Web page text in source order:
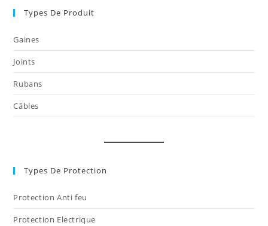
onglet
Types De Produit
Gaines
Joints
Rubans
Câbles
Types De Protection
Protection Anti feu
Protection Electrique